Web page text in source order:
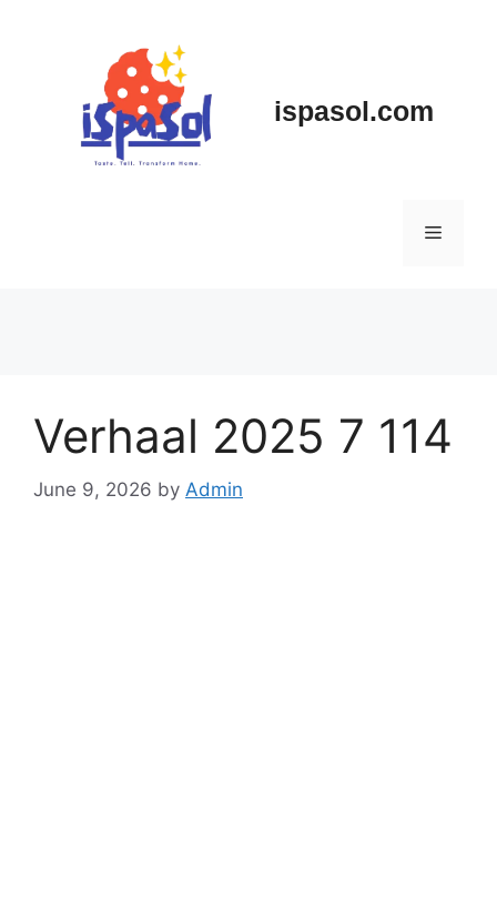
ispasol.com
Menu
Verhaal 2025 7 114
June 9, 2026 by Admin